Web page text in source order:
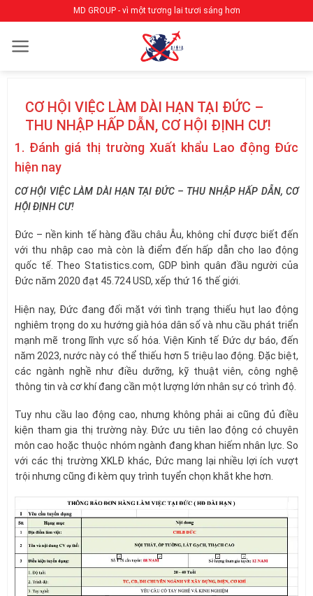
qua
nội
MD GROUP - vì một tương lai tươi sáng hơn
CƠ HỘI VIỆC LÀM DÀI HẠN TẠI ĐỨC –
THU NHẬP HẤP DẪN, CƠ HỘI ĐỊNH CƯ!
1. Đánh giá thị trường Xuất khẩu Lao động Đức
hiện nay
CƠ HỘI VIỆC LÀM DÀI HẠN TẠI ĐỨC – THU NHẬP HẤP DẪN, CƠ
HỘI ĐỊNH CƯ!
Đức – nền kinh tế hàng đầu châu Âu, không chỉ được biết đến
với thu nhập cao mà còn là điểm đến hấp dẫn cho lao động
quốc tế. Theo Statistics.com, GDP bình quân đầu người của
Đức năm 2020 đạt 45.724 USD, xếp thứ 16 thế giới.
Hiện nay, Đức đang đối mặt với tình trạng thiếu hụt lao động
nghiêm trọng do xu hướng già hóa dân số và nhu cầu phát triển
mạnh mẽ trong lĩnh vực số hóa. Viện Kinh tế Đức dự báo, đến
năm 2023, nước này có thể thiếu hơn 5 triệu lao động. Đặc biệt,
các ngành nghề như điều dưỡng, kỹ thuật viên, công nghệ
thông tin và cơ khí đang cần một lượng lớn nhân sự có trình độ.
Tuy nhu cầu lao động cao, nhưng không phải ai cũng đủ điều
kiện tham gia thị trường này. Đức ưu tiên lao động có chuyên
môn cao hoặc thuộc nhóm ngành đang khan hiếm nhân lực. So
với các thị trường XKLĐ khác, Đức mang lại nhiều lợi ích vượt
trội nhưng cũng đi kèm quy trình tuyển chọn khắt khe hơn.